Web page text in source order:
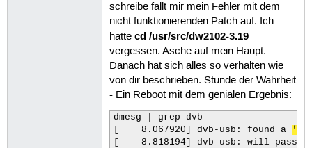
97
98
100
101
102
103
104
105
106
schreibe fällt mir mein Fehler mit dem
nicht funktionierenden Patch auf. Ich
hatte cd /usr/src/dw2102-3.19
vergessen. Asche auf mein Haupt.
Danach hat sich alles so verhalten wie
von dir beschrieben. Stunde der Wahrheit
- Ein Reboot mit dem genialen Ergebnis:
dmesg | grep dvb
[    8.067920] dvb-usb: found a
[    8.818194] dvb-usb: will pass